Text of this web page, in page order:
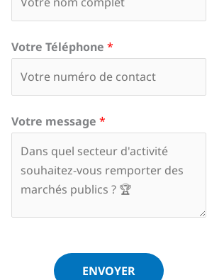
Votre Téléphone *
Votre message *
ENVOYER